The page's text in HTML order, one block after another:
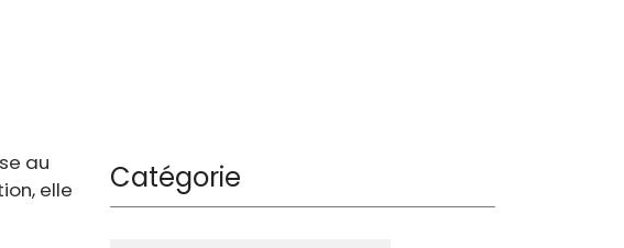
au
elle
Catégorie